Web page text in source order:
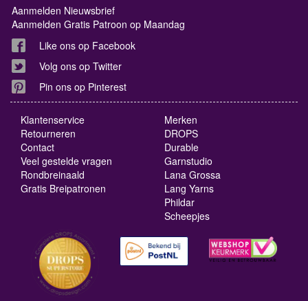
Aanmelden Nieuwsbrief
Aanmelden Gratis Patroon op Maandag
Like ons op Facebook
Volg ons op Twitter
Pin ons op Pinterest
Klantenservice
Retourneren
Contact
Veel gestelde vragen
Rondbreinaald
Gratis Breipatronen
Merken
DROPS
Durable
Garnstudio
Lana Grossa
Lang Yarns
Phildar
Scheepjes